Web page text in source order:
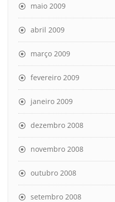
maio 2009
abril 2009
março 2009
fevereiro 2009
janeiro 2009
dezembro 2008
novembro 2008
outubro 2008
setembro 2008